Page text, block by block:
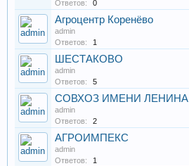
Ответов:
0
Агроцентр Коренёво
admin
Ответов:
1
ШЕСТАКОВО
admin
Ответов:
5
СОВХОЗ ИМЕНИ ЛЕНИНА
admin
Ответов:
2
АГРОИМПЕКС
admin
Ответов:
1